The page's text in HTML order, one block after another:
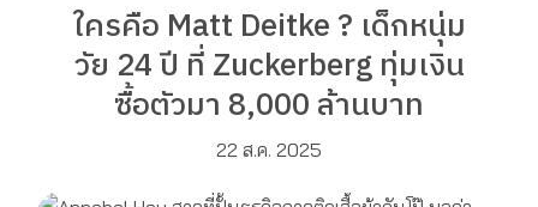
ใครคือ Matt Deitke ? เด็กหนุ่ม
วัย 24 ปี ที่ Zuckerberg ทุ่มเงิน
ซื้อตัวมา 8,000 ล้านบาท
22 ส.ค. 2025